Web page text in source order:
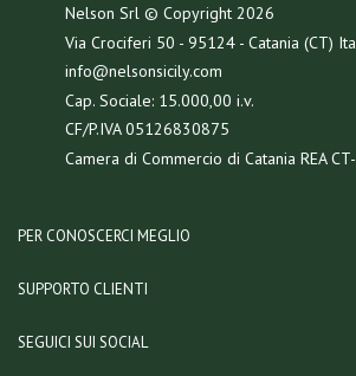
Nelson Srl © Copyright2026
Via Crociferi 50 - 95124 - Catania (CT)
info@nelsonsicily.com
Cap. Sociale: 15.000,00 i.v.
CF/P.IVA 05126830875
Camera di Commercio di Catania REA
PER CONOSCERCI MEGLIO
SUPPORTO CLIENTI
SEGUICI SUI SOCIAL